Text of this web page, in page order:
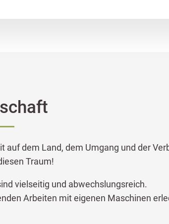
dem Land, dem Umgang und der
Traum!
vielseitig und abwechslungsreich.
Arbeiten mit eigenen Maschinen